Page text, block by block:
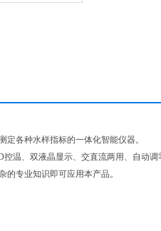
定各种水样指标的一体化智能仪器。
控温、双液晶显示、交直流两用、自动
的专业知识即可应用本产品。